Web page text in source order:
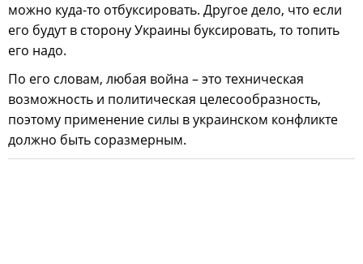
можно куда-то отбуксировать. Другое дело, что если
его будут в сторону Украины буксировать, то топить
его надо.
По его словам, любая война – это техническая
возможность и политическая целесообразность,
поэтому применение силы в украинском конфликте
должно быть соразмерным.